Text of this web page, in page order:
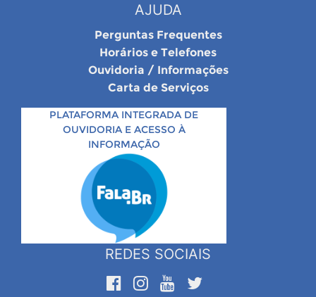
AJUDA
Perguntas Frequentes
Horários e Telefones
Ouvidoria / Informações
Carta de Serviços
PLATAFORMA INTEGRADA DE
OUVIDORIA E ACESSO À
INFORMAÇÃO
REDES SOCIAIS